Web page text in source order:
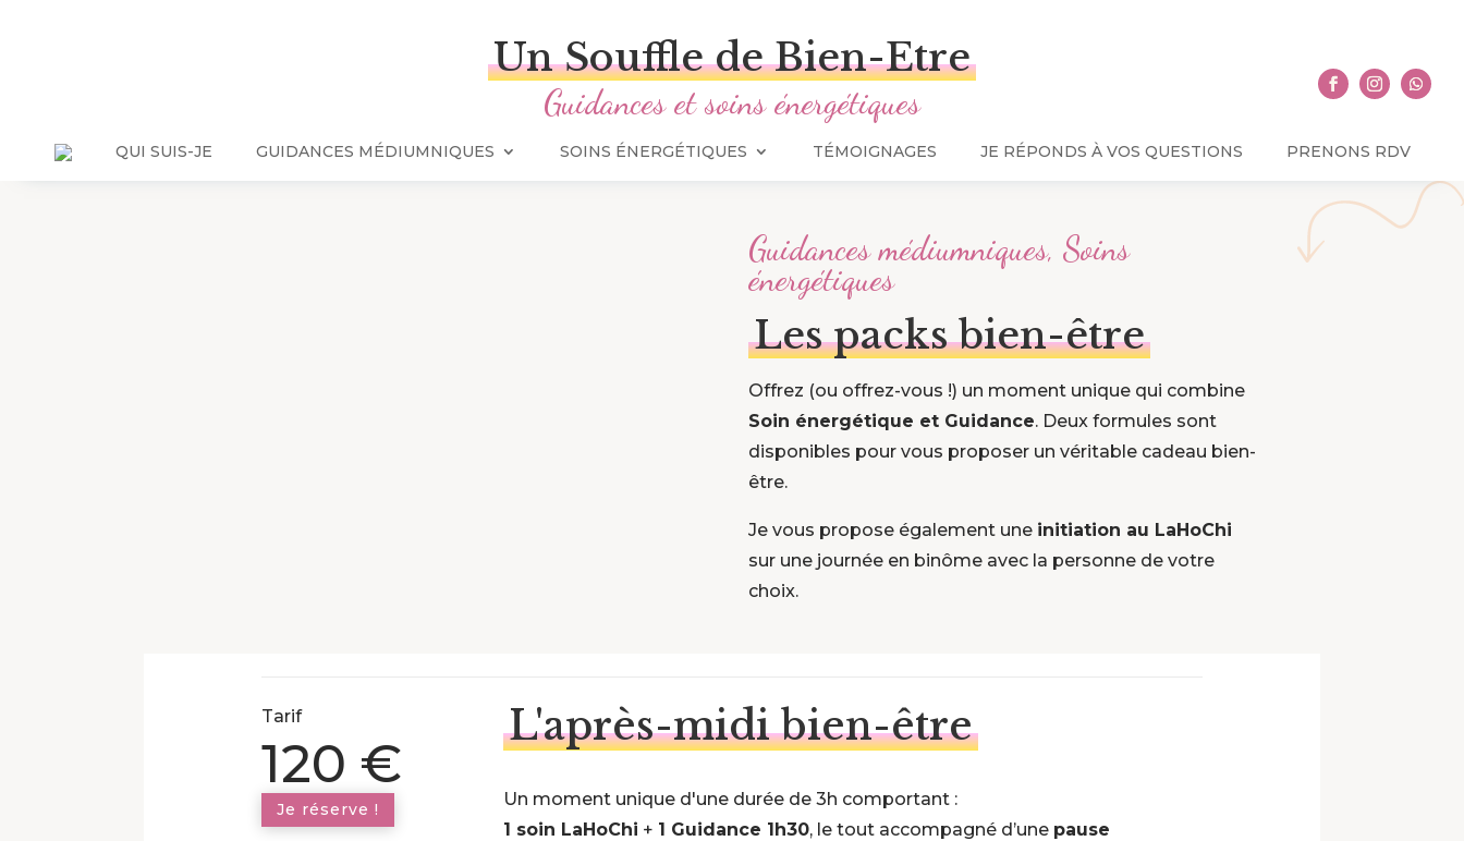
Un Souffle de Bien-Etre
Guidances et soins énergétiques
QUI SUIS-JE GUIDANCES MÉDIUMNIQUES SOINS ÉNERGÉTIQUES TÉMOIGNAGES JE RÉPONDS À VOS QUESTIONS PRENONS RDV
Guidances médiumniques, Soins
énergétiques
Les packs bien-être
Offrez (ou offrez-vous !) un moment unique qui combine
Soin énergétique et Guidance. Deux formules sont
disponibles pour vous proposer un véritable cadeau bien-
être.
Je vous propose également une initiation au LaHoChi
sur une journée en binôme avec la personne de votre
choix.
Tarif
120 €
Je réserve !
L'après-midi bien-être
Un moment unique d'une durée de 3h comportant :
1 soin LaHoChi + 1 Guidance 1h30, le tout accompagné d’une pause